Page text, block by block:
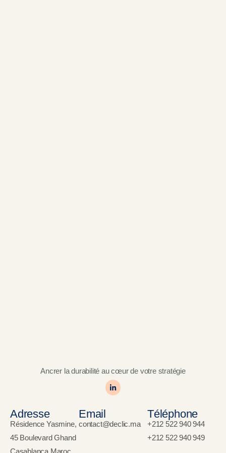
Ancrer la durabilité au cœur de votre stratégie
Adresse
Résidence Yasmine,
45 Boulevard Ghand
Email
contact@declic.ma
Téléphone
+212 522 940 944
+212 522 940 949